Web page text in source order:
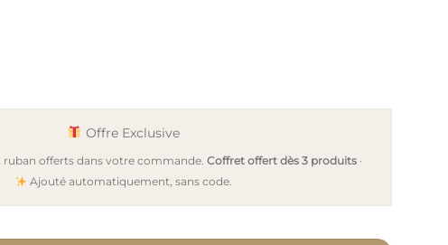
Offre Exclusive
ruban offerts dans votre commande. Coffret offert dès 3 produits ·
Ajouté automatiquement, sans code.
médaille ronde or éclat naissance ONDE D'AMOUR